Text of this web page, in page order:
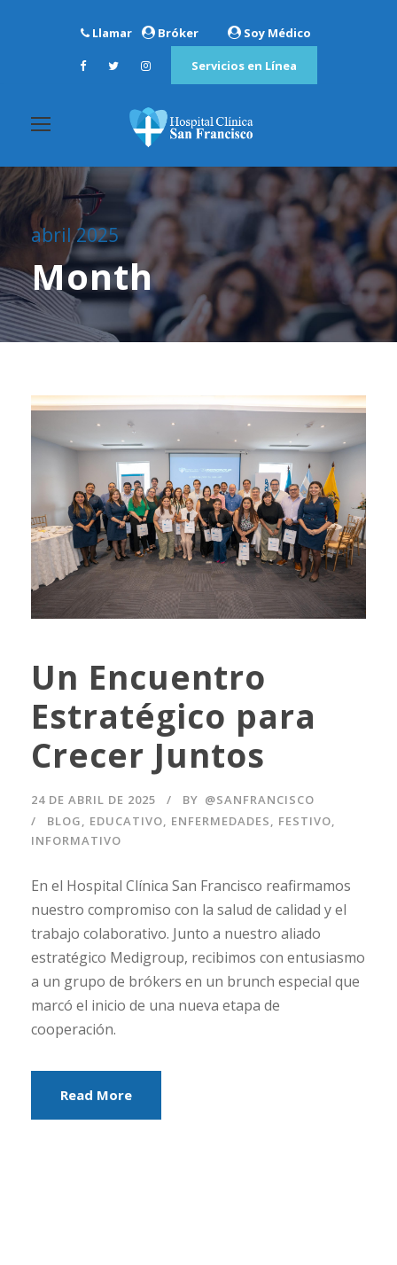
Llamar Bróker Soy Médico
Servicios en Línea
abril 2025
Month
Un Encuentro
Estratégico para
Crecer Juntos
24 DE ABRIL DE 2025 BY @SANFRANCISCO
BLOG, EDUCATIVO, ENFERMEDADES, FESTIVO,
INFORMATIVO
En el Hospital Clínica San Francisco reafirmamos
nuestro compromiso con la salud de calidad y el
trabajo colaborativo. Junto a nuestro aliado
estratégico Medigroup, recibimos con entusiasmo
a un grupo de brókers en un brunch especial que
marcó el inicio de una nueva etapa de
cooperación.
Read More